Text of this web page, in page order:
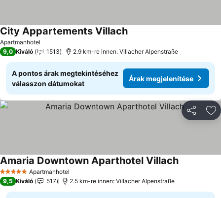
Apartmanhotel
City Appartements Villach
9,0 Kiváló 1513 2.9 km-re innen: Villacher Alpenstraße
A pontos árak megtekintéséhez
válasszon dátumokat
Árak megjelenítése
5 KategóriaApartmanhotel
Amaria Downtown Aparthotel Villach
9,5 Kiváló 517 2.5 km-re innen: Villacher Alpenstraße